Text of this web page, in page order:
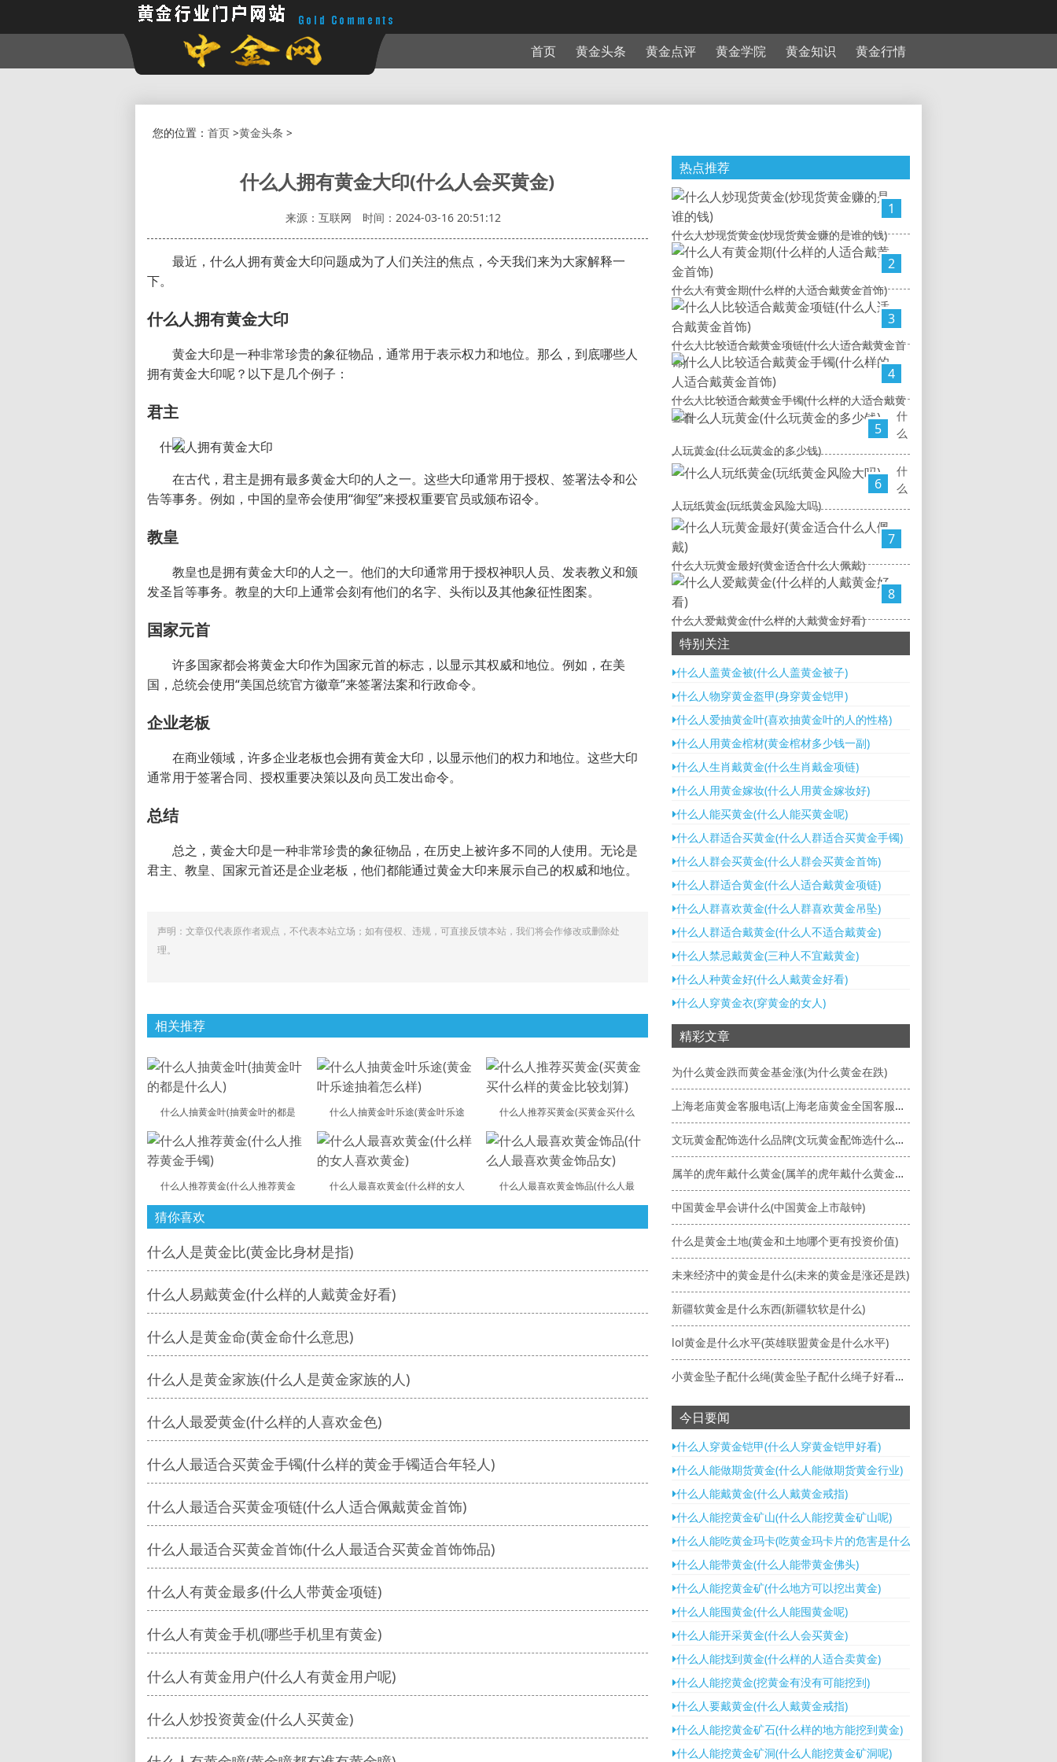
首页 黄金头条 黄金点评 黄金学院 黄金知识 黄金行情
您的位置： 首页>黄金头条 >
什么人拥有黄金大印(什么人会买黄金)
来源：互联网 时间：2024-03-16 20:51:12
最近，什么人拥有黄金大印问题成为了人们关注的焦点，今天我们来为大家解释一
下。
什么人拥有黄金大印
黄金大印是一种非常珍贵的象征物品，通常用于表示权力和地位。那么，到底哪些人
拥有黄金大印呢？以下是几个例子：
君主
在古代，君主是拥有最多黄金大印的人之一。这些大印通常用于授权、签署法令和公
告等事务。例如，中国的皇帝会使用“御玺”来授权重要官员或颁布诏令。
教皇
教皇也是拥有黄金大印的人之一。他们的大印通常用于授权神职人员、发表教义和颁
发圣旨等事务。教皇的大印上通常会刻有他们的名字、头衔以及其他象征性图案。
国家元首
许多国家都会将黄金大印作为国家元首的标志，以显示其权威和地位。例如，在美
国，总统会使用“美国总统官方徽章”来签署法案和行政命令。
企业老板
在商业领域，许多企业老板也会拥有黄金大印，以显示他们的权力和地位。这些大印
通常用于签署合同、授权重要决策以及向员工发出命令。
总结
总之，黄金大印是一种非常珍贵的象征物品，在历史上被许多不同的人使用。无论是
君主、教皇、国家元首还是企业老板，他们都能通过黄金大印来展示自己的权威和地位。
声明：文章仅代表原作者观点，不代表本站立场；如有侵权、违规，可直接反馈本站，我们将会作修改或删除处
理。
相关推荐
什么人抽黄金叶(抽黄金叶的都是 什么人抽黄金叶乐途(黄金叶乐途 什么人推荐买黄金(买黄金买什么
什么人推荐黄金(什么人推荐黄金 什么人最喜欢黄金(什么样的女人 什么人最喜欢黄金饰品(什么人最
猜你喜欢
什么人是黄金比(黄金比身材是指)
什么人易戴黄金(什么样的人戴黄金好看)
什么人是黄金命(黄金命什么意思)
什么人是黄金家族(什么人是黄金家族的人)
什么人最爱黄金(什么样的人喜欢金色)
什么人最适合买黄金手镯(什么样的黄金手镯适合年轻人)
什么人最适合买黄金项链(什么人适合佩戴黄金首饰)
什么人最适合买黄金首饰(什么人最适合买黄金首饰饰品)
什么人有黄金最多(什么人带黄金项链)
什么人有黄金手机(哪些手机里有黄金)
什么人有黄金用户(什么人有黄金用户呢)
什么人炒投资黄金(什么人买黄金)
热点推荐
1
什么人炒现货黄金(炒现货黄金赚的是谁的钱)
2
什么人有黄金期(什么样的人适合戴黄金首饰)
3
什么人比较适合戴黄金项链(什么人适合戴黄金首
饰)
4
什么人比较适合戴黄金手镯(什么样的人适合戴黄
金首
5
什
么
人玩黄金(什么玩黄金的多少钱)
6
什
么
人玩纸黄金(玩纸黄金风险大吗)
7
什么人玩黄金最好(黄金适合什么人佩戴)
8
什么人爱戴黄金(什么样的人戴黄金好看)
特别关注
什么人盖黄金被(什么人盖黄金被子)
什么人物穿黄金盔甲(身穿黄金铠甲)
什么人爱抽黄金叶(喜欢抽黄金叶的人的性格)
什么人用黄金棺材(黄金棺材多少钱一副)
什么人生肖戴黄金(什么生肖戴金项链)
什么人用黄金嫁妆(什么人用黄金嫁妆好)
什么人能买黄金(什么人能买黄金呢)
什么人群适合买黄金(什么人群适合买黄金手镯)
什么人群会买黄金(什么人群会买黄金首饰)
什么人群适合黄金(什么人适合戴黄金项链)
什么人群喜欢黄金(什么人群喜欢黄金吊坠)
什么人群适合戴黄金(什么人不适合戴黄金)
什么人禁忌戴黄金(三种人不宜戴黄金)
什么人种黄金好(什么人戴黄金好看)
什么人穿黄金衣(穿黄金的女人)
精彩文章
为什么黄金跌而黄金基金涨(为什么黄金在跌)
上海老庙黄金客服电话(上海老庙黄金全国客服电话)
文玩黄金配饰选什么品牌(文玩黄金配饰选什么品牌最好)
属羊的虎年戴什么黄金(属羊的虎年戴什么黄金饰品好)
中国黄金早会讲什么(中国黄金上市敲钟)
什么是黄金土地(黄金和土地哪个更有投资价值)
未来经济中的黄金是什么(未来的黄金是涨还是跌)
新疆软黄金是什么东西(新疆软软是什么)
lol黄金是什么水平(英雄联盟黄金是什么水平)
小黄金坠子配什么绳(黄金坠子配什么绳子好看图片)
今日要闻
什么人穿黄金铠甲(什么人穿黄金铠甲好看)
什么人能做期货黄金(什么人能做期货黄金行业)
什么人能戴黄金(什么人戴黄金戒指)
什么人能挖黄金矿山(什么人能挖黄金矿山呢)
什么人能吃黄金玛卡(吃黄金玛卡片的危害是什么呢)
什么人能带黄金(什么人能带黄金佛头)
什么人能挖黄金矿(什么地方可以挖出黄金)
什么人能囤黄金(什么人能囤黄金呢)
什么人能开采黄金(什么人会买黄金)
什么人能找到黄金(什么样的人适合卖黄金)
什么人能挖黄金(挖黄金有没有可能挖到)
什么人要戴黄金(什么人戴黄金戒指)
什么人能挖黄金矿石(什么样的地方能挖到黄金)
什么人能挖黄金矿洞(什么人能挖黄金矿洞呢)